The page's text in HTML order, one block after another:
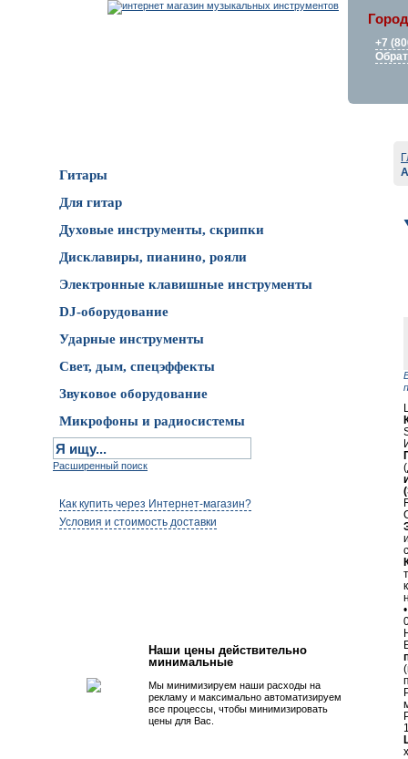
+7
Гитары
Для гитар
Духовые инструменты, скрипки
Дисклавиры, пианино, рояли
Электронные клавишные инструменты
DJ-оборудование
Ударные инструменты
Свет, дым, спецэффекты
Звуковое оборудование
Микрофоны и радиосистемы
Расширенный поиск
Как купить через Интернет-магазин?
Условия и стоимость доставки
Наши цены действительно
минимальные
Мы минимизируем наши расходы на
рекламу и максимально автоматизируем
все процессы, чтобы минимизировать
цены для Вас.